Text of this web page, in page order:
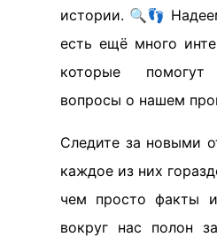
истории. 🔍👣
есть ещё много
которые
вопросы о нашем
Следите за новыми
каждое из них
чем просто факты
вокруг нас полон